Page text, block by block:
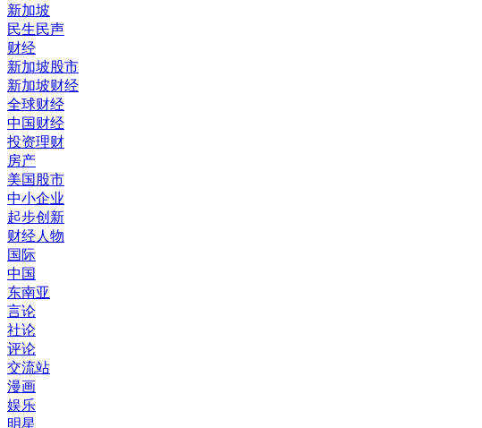
新加坡
民生民声
财经
新加坡股市
新加坡财经
全球财经
中国财经
投资理财
房产
美国股市
中小企业
起步创新
财经人物
国际
中国
东南亚
言论
社论
评论
交流站
漫画
娱乐
明星